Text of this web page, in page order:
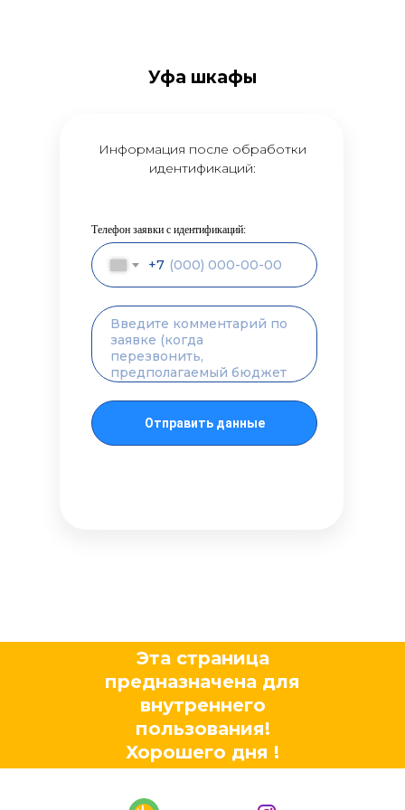
Уфа шкафы
Информация после обработки
идентификаций:
Телефон заявки с идентификаций:
+7
Отправить данные
Эта страница
предназначена для
внутреннего
пользования!
Хорошего дня !